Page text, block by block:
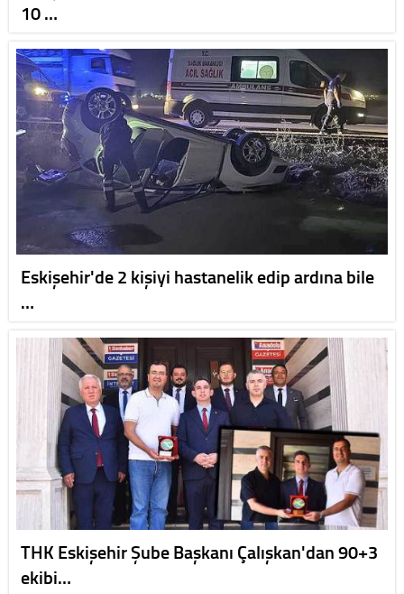
10 …
Eskişehir'de 2 kişiyi hastanelik edip ardına bile
…
THK Eskişehir Şube Başkanı Çalışkan'dan 90+3
ekibi…